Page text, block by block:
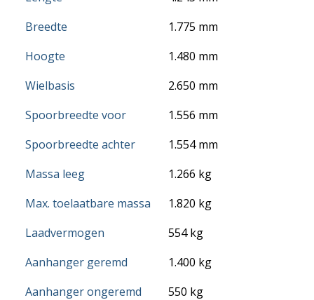
Breedte
1.775 mm
Hoogte
1.480 mm
Wielbasis
2.650 mm
Spoorbreedte voor
1.556 mm
Spoorbreedte achter
1.554 mm
Massa leeg
1.266 kg
Max. toelaatbare massa
1.820 kg
Laadvermogen
554 kg
Aanhanger geremd
1.400 kg
Aanhanger ongeremd
550 kg